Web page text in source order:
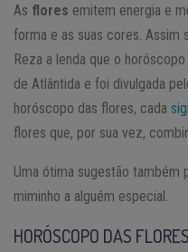
As flores emitem energia e
forma e as suas cores. Assim
Reza a lenda que o
de Atlântida e foi divulgada
horóscopo das flores, cada
flores que, por sua vez,
Uma ótima sugestão também
miminho a alguém especial.
HORÓSCOPO DAS